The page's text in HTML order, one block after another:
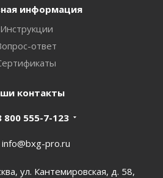
информация
Инструкции
ответ
контакты
800 555-7-123
info@bxg-pro.ru
ул. Кантемировская, д. 58,